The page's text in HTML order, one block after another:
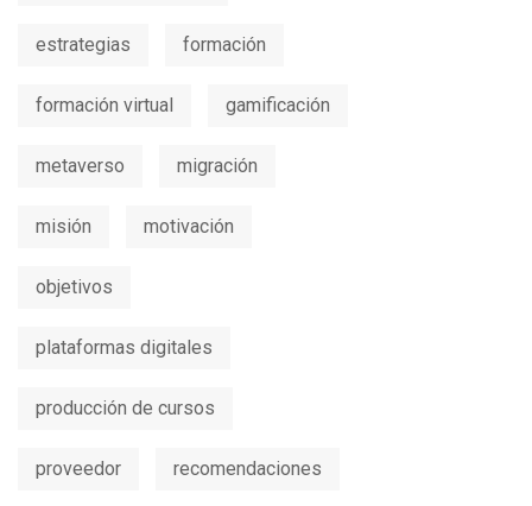
estrategias formación
formación virtual gamificación
metaverso migración
misión motivación
objetivos
plataformas digitales
producción de cursos
proveedor recomendaciones